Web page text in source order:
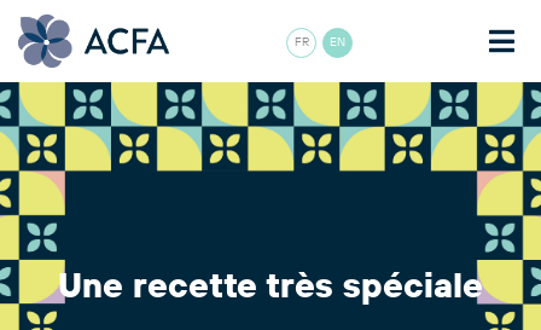
FR EN
Une recette très spéciale